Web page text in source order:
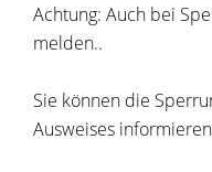
Achtung: Auch bei
melden..
Sie können die
Ausweises